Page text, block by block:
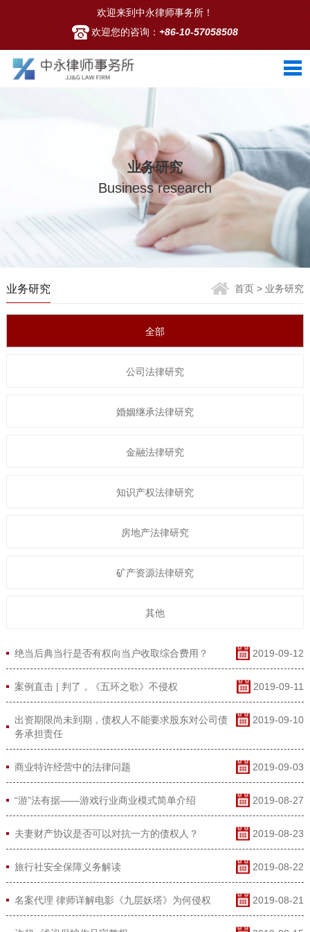
欢迎来到中永律师事务所！
欢迎您的咨询：+86-10-57058508
业务研究
Business research
业务研究 首页 > 业务研究
全部
公司法律研究
婚姻继承法律研究
金融法律研究
知识产权法律研究
房地产法律研究
矿产资源法律研究
其他
绝当后典当行是否有权向当户收取综合费用？ 2019-09-12
案例直击 | 判了，《五环之歌》不侵权 2019-09-11
出资期限尚未到期，债权人不能要求股东对公司债
务承担责任
2019-09-10
商业特许经营中的法律问题 2019-09-03
“游”法有据——游戏行业商业模式简单介绍 2019-08-27
夫妻财产协议是否可以对抗一方的债权人？ 2019-08-23
旅行社安全保障义务解读 2019-08-22
名案代理 律师详解电影《九层妖塔》为何侵权 2019-08-21